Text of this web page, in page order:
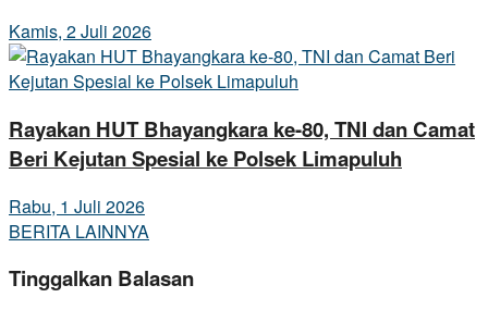
Kamis, 2 Juli 2026
Rayakan HUT Bhayangkara ke-80, TNI dan Camat
Beri Kejutan Spesial ke Polsek Limapuluh
Rabu, 1 Juli 2026
BERITA LAINNYA
Tinggalkan Balasan